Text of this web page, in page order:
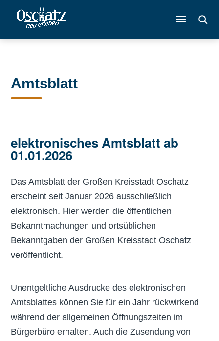
Amtsblatt
elektronisches Amtsblatt ab
01.01.2026
Das Amtsblatt der Großen Kreisstadt Oschatz
erscheint seit Januar 2026 ausschließlich
elektronisch. Hier werden die öffentlichen
Bekanntmachungen und ortsüblichen
Bekanntgaben der Großen Kreisstadt Oschatz
veröffentlicht.
Unentgeltliche Ausdrucke des elektronischen
Amtsblattes können Sie für ein Jahr rückwirkend
während der allgemeinen Öffnungszeiten im
Bürgerbüro erhalten. Auch die Zusendung von